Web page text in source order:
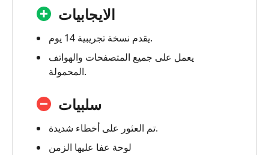
الايجابيات
يقدم نسخة تجريبية 14 يوم.
يعمل على جميع المتصفحات والهواتف
المحمولة.
سلبيات
تم العثور على أخطاء شديدة.
لوحة عفا عليها الزمن